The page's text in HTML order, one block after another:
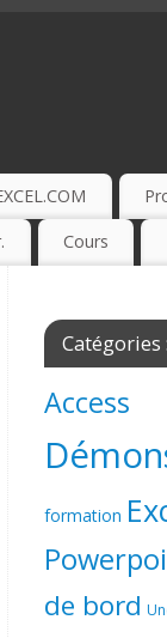
Cours
Catégories :
Access
formation
de bord